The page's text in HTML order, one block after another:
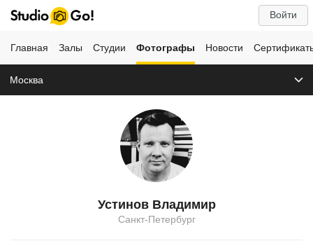
Войти
Главная Залы Студии Фотографы Новости
Москва
Устинов Владимир
Санкт-Петербург